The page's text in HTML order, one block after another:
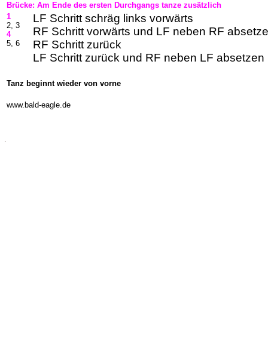
Brücke: Am Ende des ersten Durchgangs tanze zusätzlich
1
2, 3
4
5, 6
LF Schritt schräg links vorwärts
RF Schritt vorwärts und LF neben RF
RF Schritt zurück
LF Schritt zurück und RF neben LF absetzen
Tanz beginnt wieder von vorne
www.bald-eagle.de